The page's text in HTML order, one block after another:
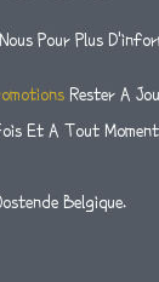
T
A
T
E
O
K
F
Pour Plus
Rester A
Et A Tout
Belgique.